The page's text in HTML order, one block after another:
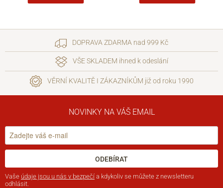
DOPRAVA ZDARMA nad 999 Kč
VŠE SKLADEM ihned k odeslání
VĚRNÍ KVALITĚ I ZÁKAZNÍKŮM již od roku 1990
NOVINKY NA VÁŠ EMAIL
ODEBÍRAT
Vaše údaje jsou u nás v bezpečí a kdykoliv se můžete z newsletteru
odhlásit.